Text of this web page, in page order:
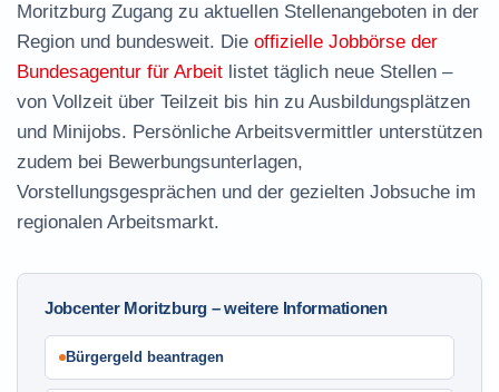
Moritzburg Zugang zu aktuellen Stellenangeboten in der
Region und bundesweit. Die offizielle Jobbörse der
Bundesagentur für Arbeit listet täglich neue Stellen –
von Vollzeit über Teilzeit bis hin zu Ausbildungsplätzen
und Minijobs. Persönliche Arbeitsvermittler unterstützen
zudem bei Bewerbungsunterlagen,
Vorstellungsgesprächen und der gezielten Jobsuche im
regionalen Arbeitsmarkt.
Jobcenter Moritzburg – weitere Informationen
Bürgergeld beantragen